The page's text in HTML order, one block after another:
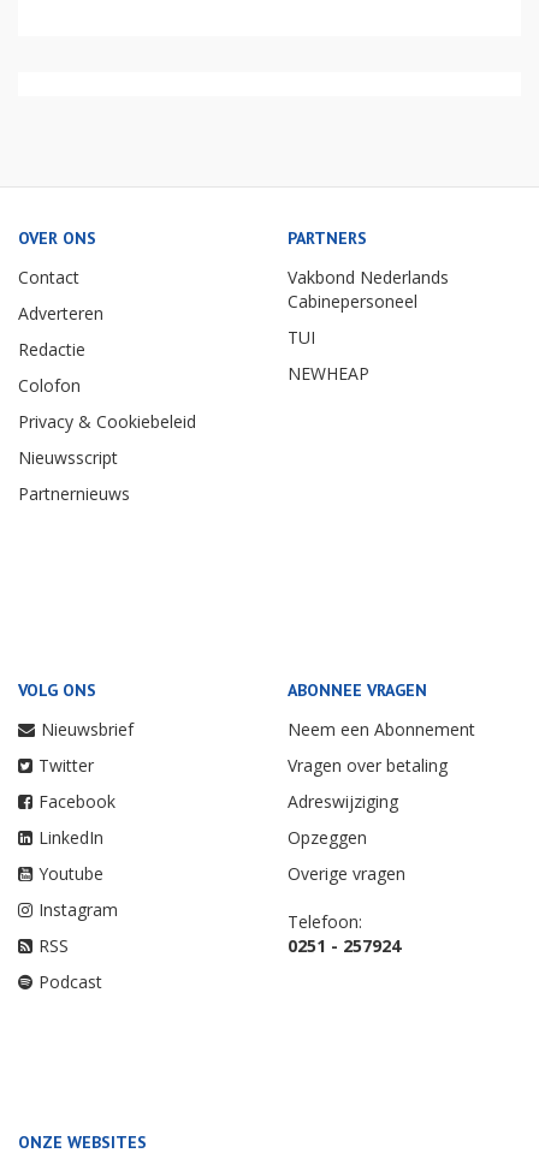
OVER ONS
Contact
Adverteren
Redactie
Colofon
Privacy & Cookiebeleid
Nieuwsscript
Partnernieuws
PARTNERS
Vakbond Nederlands
Cabinepersoneel
TUI
NEWHEAP
VOLG ONS
Nieuwsbrief
Twitter
Facebook
LinkedIn
Youtube
Instagram
RSS
Podcast
ABONNEE VRAGEN
Neem een Abonnement
Vragen over betaling
Adreswijziging
Opzeggen
Overige vragen
Telefoon:
0251 - 257924
ONZE WEBSITES